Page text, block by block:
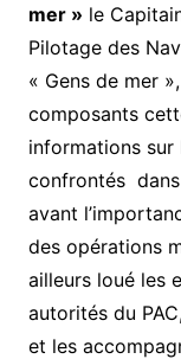
mer » le
Pilotage des
« Gens de mer
composants
informations sur
confrontés
avant
des opérations
ailleurs loué les
autorités du
et les